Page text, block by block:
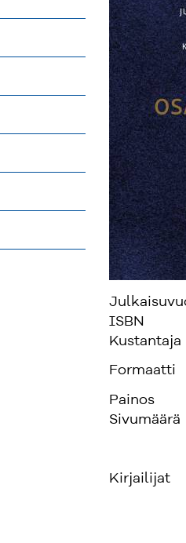
ISBN
Kustantaja
Formaatti
Painos
Sivumäärä
Kirjailijat